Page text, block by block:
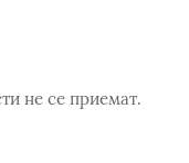
не се приемат.